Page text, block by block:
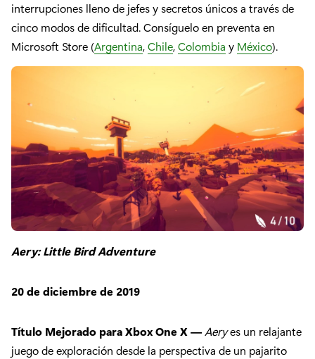
interrupciones lleno de jefes y secretos únicos a través de
cinco modos de dificultad. Consíguelo en preventa en
Microsoft Store (Argentina,Chile,Colombia y México).
Aery: Little Bird Adventure
20 de diciembre de 2019
Título Mejorado para Xbox One X — Aeryes un relajante
juego de exploración desde la perspectiva de un pajarito